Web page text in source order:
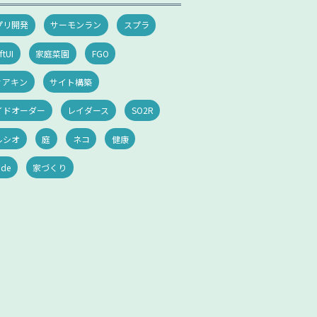
リ開発 サーモンラン スプラ
家庭菜園 FGO
アキン サイト構築
ドオーダー レイダース SO2R
シオ 庭 ネコ 健康
家づくり